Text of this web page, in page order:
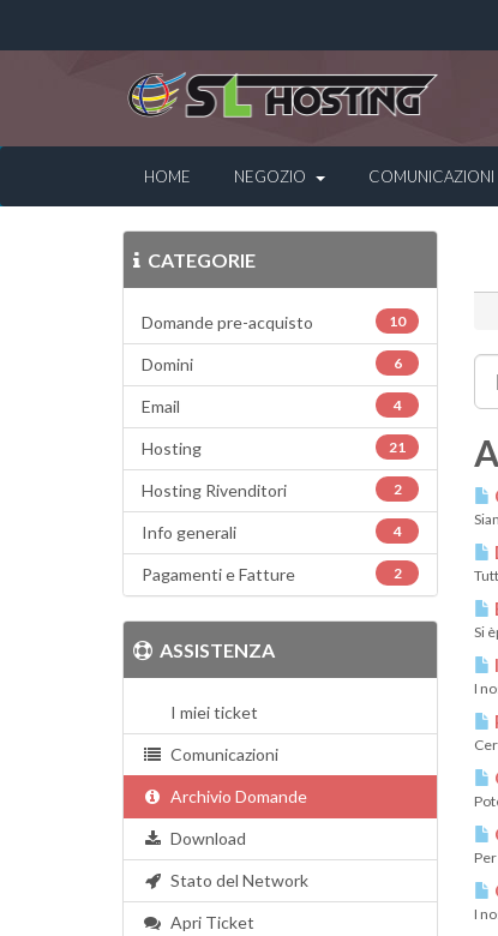
HOME NEGOZIO COMUNICAZIONI
CATEGORIE
10
Domande pre-acquisto
6
Domini
4
Email
21
Hosting
2
Hosting Rivenditori
4
Info generali
2
Pagamenti e Fatture
Si
I
I
ASSISTENZA
I miei ticket
Comunicazioni
Archivio Domande
Download
Stato del Network
Apri Ticket